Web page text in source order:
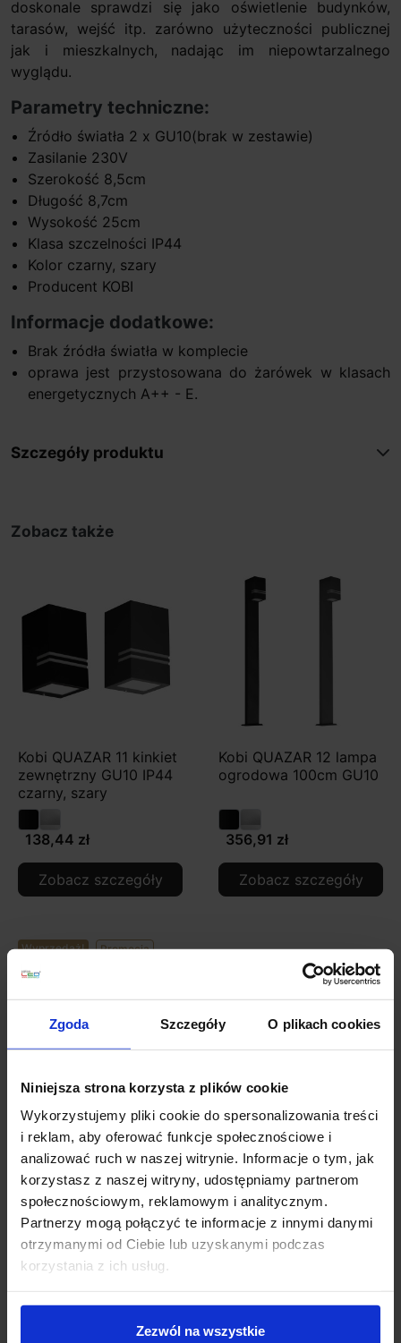
Zgoda Szczegóły O plikach cookies
Niniejsza strona korzysta z plików cookie
Wykorzystujemy pliki cookie do spersonalizowania treści
i reklam, aby oferować funkcje społecznościowe i
analizować ruch w naszej witrynie. Informacje o tym, jak
korzystasz z naszej witryny, udostępniamy partnerom
społecznościowym, reklamowym i analitycznym.
Partnerzy mogą połączyć te informacje z innymi danymi
otrzymanymi od Ciebie lub uzyskanymi podczas
korzystania z ich usług.
Zezwól na wszystkie
doskonale sprawdzi się jako oświetlenie budynków,
tarasów, wejść itp. zarówno użyteczności publicznej
jak i mieszkalnych, nadając im niepowtarzalnego
wyglądu.
Parametry techniczne:
Źródło światła 2 x GU10(brak w zestawie)
Zasilanie 230V
Szerokość 8,5cm
Długość 8,7cm
Wysokość 25cm
Klasa szczelności IP44
Kolor czarny, szary
Producent KOBI
Informacje dodatkowe:
Brak źródła światła w komplecie
oprawa jest przystosowana do żarówek w klasach
energetycznych A++ - E.
Szczegóły produktu
Zobacz także
Kobi QUAZAR 11 kinkiet
zewnętrzny GU10 IP44
czarny, szary
138,44 zł
Zobacz szczegóły
Kobi QUAZAR 12 lampa
ogrodowa 100cm GU10
356,91 zł
Zobacz szczegóły
Wyprzedaż! Promocja
Kobi QUAZAR 15 kinkiet
zewnętrzny z regulacja
129,15 zł
Zobacz szczegóły
Kobi QUAZAR 5 kinkiet
zewnętrzny 2xGU10
IP44 grafit
163,63 zł
Zobacz szczegóły